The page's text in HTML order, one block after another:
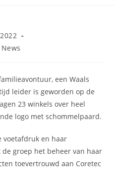
News
een Waals
leider is geworden op de
23 winkels over heel
logo met schommelpaard.
voetafdruk en haar
groep het beheer van haar
toevertrouwd aan Coretec